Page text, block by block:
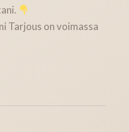
Tarjous on voimassa